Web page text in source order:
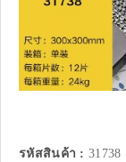
รหัสสินค้า : 31738